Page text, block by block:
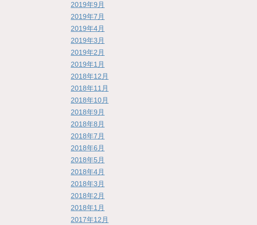
2019年9月
2019年7月
2019年4月
2019年3月
2019年2月
2019年1月
2018年12月
2018年11月
2018年10月
2018年9月
2018年8月
2018年7月
2018年6月
2018年5月
2018年4月
2018年3月
2018年2月
2018年1月
2017年12月